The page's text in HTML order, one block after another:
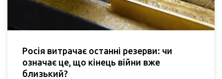
Росія витрачає останні резерви: чи
означає це, що кінець війни вже
близький?